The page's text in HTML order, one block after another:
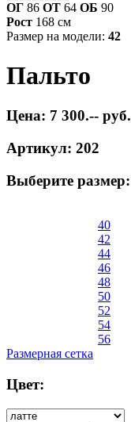
ОГ 86 ОТ 64 ОБ 90
Рост 168 см
Размер на модели: 42
Пальто
Цена: 7 300.-- руб.
Артикул: 202
Выберите размер:
40
42
44
46
48
50
52
54
56
Размерная сетка
Цвет: